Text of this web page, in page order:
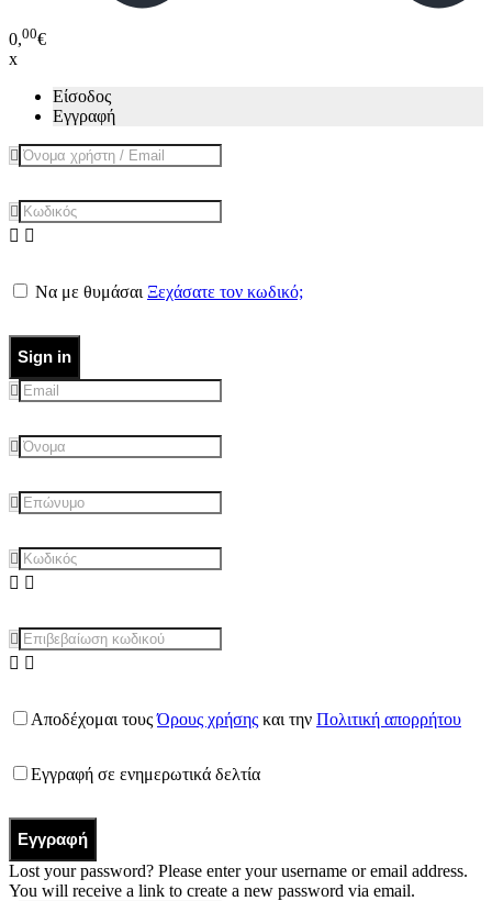
0,00€
x
Είσοδος
Εγγραφή
Να με θυμάσαι Ξεχάσατε τον κωδικό;
Sign in
Αποδέχομαι τουςΌρους χρήσης και την Πολιτική απορρήτου
Εγγραφή σε ενημερωτικά δελτία
Εγγραφή
Lost your password? Please enter your username or email address.
You will receive a link to create a new password via email.